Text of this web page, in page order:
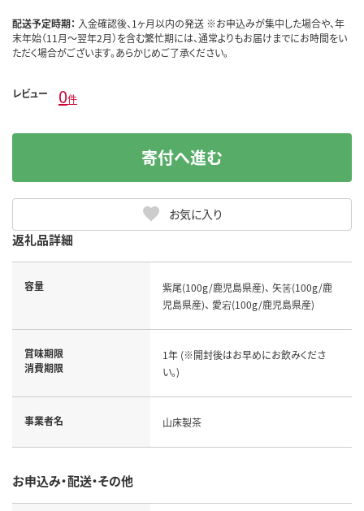
配送予定時期： 入金確認後、1ヶ月以内の発送 ※お申込みが集中した場合や、年
末年始（11月～翌年2月）を含む繁忙期には、通常よりもお届けまでにお時間をい
ただく場合がございます。あらかじめご了承ください。
レビュー 0件
お気に入り
寄付へ進む
返礼品詳細
容量
紫尾(100g/鹿児島県産)、 矢筈(100g/鹿
児島県産)、 愛宕(100g/鹿児島県産)
賞味期限
消費期限
1年 (※開封後はお早めにお飲みくださ
い。)
事業者名 山床製茶
お申込み・配送・その他